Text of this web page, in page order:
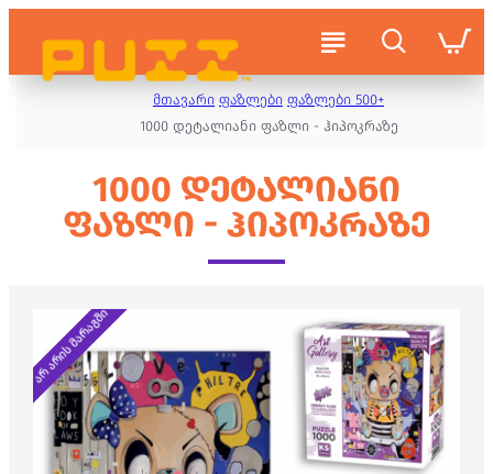
მთავარი ფაზლები ფაზლები 500+
1000 დეტალიანი ფაზლი - ჰიპოკრაზე
1000 ᲓᲔᲢᲐᲚᲘᲐᲜᲘ
ᲤᲐᲖᲚᲘ - ᲰᲘᲞᲝᲙᲠᲐᲖᲔ
არ არის მარაგში